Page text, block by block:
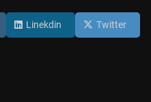
Linekdin Twitter